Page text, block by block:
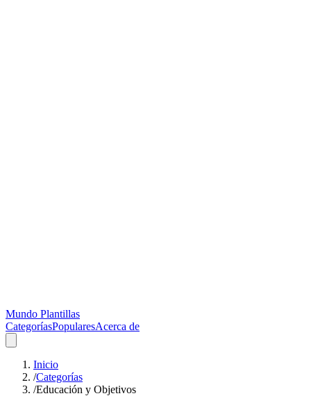
Mundo Plantillas
CategoríasPopularesAcerca de
Inicio
/Categorías
/Educación y Objetivos